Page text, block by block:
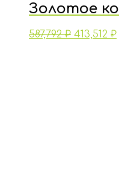
Золотое
587,792₽ 413,512 ₽